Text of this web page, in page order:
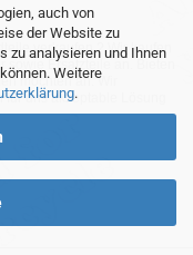
auch von
der Website zu
zu analysieren und Ihnen
Weitere
.
verkaufen ? Wir kaufen
Ersatzteile an. Bieten
möchten an. Wir
uns akzeptable Lösung